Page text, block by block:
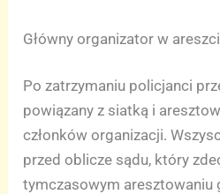
Główny organizator w
Po zatrzymaniu policjanci
powiązany z siatką i
członków organizacji.
przed oblicze sądu, który
tymczasowym aresztowaniu